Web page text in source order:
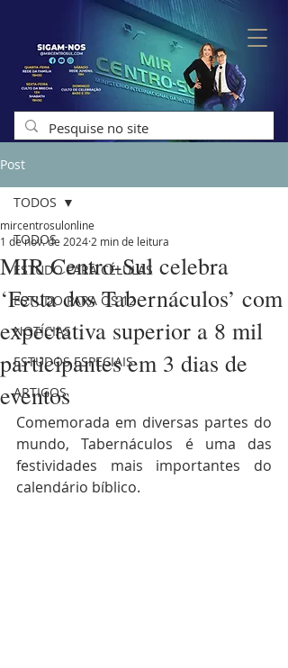
Post
TODOS
ESTUDO PARA CÉLULAS
ESTUDO PARA OS 12
NOTÍCIAS
ESTUDOS ESPECIAIS
ARTIGOS
TODOS
MIR Centro-Sul celebra
‘Festa dos Tabernáculos’ com
expectativa superior a 8 mil
participantes em 3 dias de
eventos
mircentrosulonline
1 de nov. de 2024 2 min de leitura
Comemorada em diversas partes do
mundo, Tabernáculos é uma das
festividades mais importantes do
calendário bíblico.